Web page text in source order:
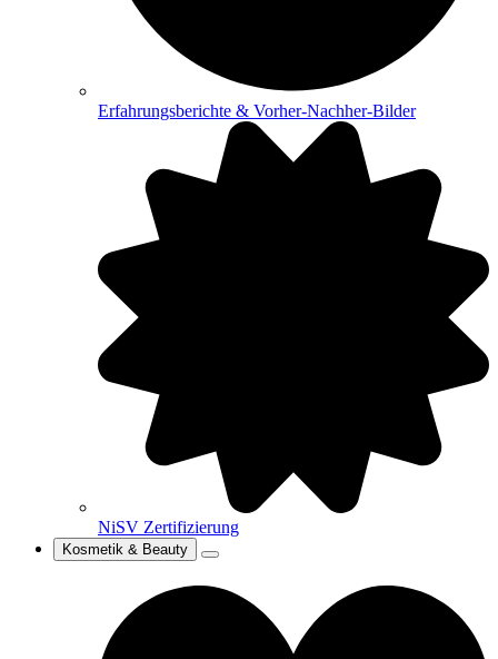
Erfahrungsberichte & Vorher-Nachher-Bilder
NiSV Zertifizierung
Kosmetik & Beauty